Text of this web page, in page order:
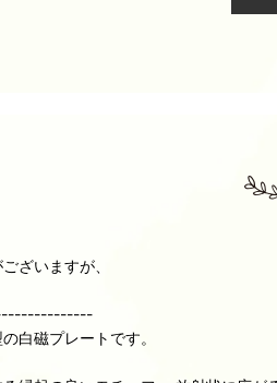
ざいますが、
白磁プレートです。